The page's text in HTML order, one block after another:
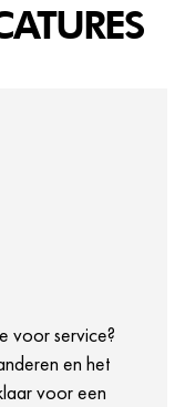
voor service?
en het
voor een